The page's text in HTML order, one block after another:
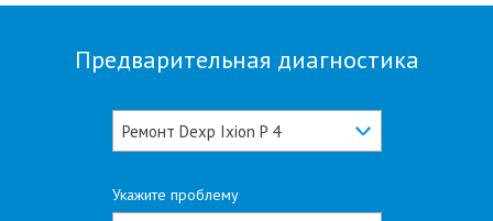
Предварительная диагностика
Ремонт Dexp Ixion P 4
Укажите проблему